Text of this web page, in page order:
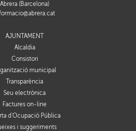
Abrera (Barcelona)
AJUNTAMENT
Alcaldia
Consistori
municipal
Transparència
Seu electrònica
Factures on-line
d'Ocupació Pública
i suggeriments